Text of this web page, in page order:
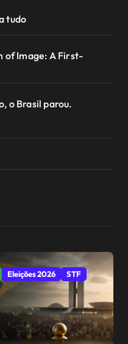
tudo
of Image: A First-
o Brasil parou.
Eleições 2026 STF